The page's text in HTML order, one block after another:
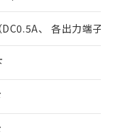
、 各出力端子